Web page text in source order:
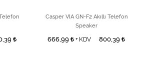
Casper VIA GN-F2 Akıllı Telefon
Speaker
666,99 + KDV 800,39